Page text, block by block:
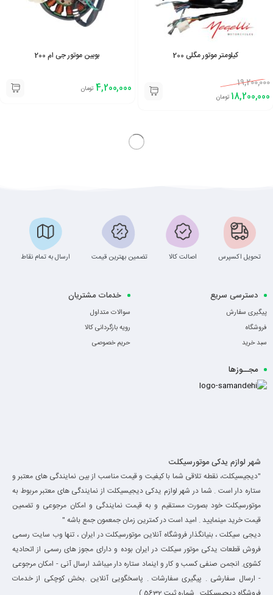
کیلومتر موتور مگلی 200
19,200,000
18,200,000 تومان
بوبین موتور جی ام 200
4,200,000 تومان
تحویل اکسپرس اصالت کالا تضمین بهترین قیمت ارسال به تمام نقاط
دسترسی سریع
پیگیری سفارش
فروشگاه
سبد خرید
خدمات مشتریان
سوالات متداول
رویه بازگردانی کالا
حریم خصوصی
مجــوزها
شهر لوازم یدکی موتورسیکلت
"دیجیسیکلت، نقطه تلاقی شما با کیفیت و قیمت مناسب از بین نمایندگی های معتبر و
ستاره دار است . شما در شهر لوازم یدکی دیجیسیکلت از نمایندگی های معتبر مربوط به
موتورسیکلت خود بصورت مستقیم و به قیمت نمایندگی و امکان مرجوعی و تضمین
قیمت خرید مینمایید . امید است در کمترین زمان جمعمون جمع باشه "
دیجی سیکلت ، بنیانگذار فروشگاه آنلاین موتورسیکلت در ایران ، تنها وب سایت رسمی
فروش قطعات یدکی موتور سیکلت در ایران بوده و دارای مجوز های رسمی از اتحادیه
کشوی. انجمن صنفی کسب و کار و اینماد ستاره دار میباشد ارسال آنی - امکان مرجوعی
- ارسال سفارشی . پیگیری سفارشات . پاسخگویی آنلاین .بخش کوچکی از خدمات